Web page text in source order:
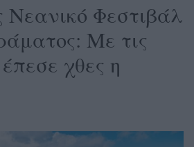
Νεανικό Φεστιβάλ
Με τις
χθες η